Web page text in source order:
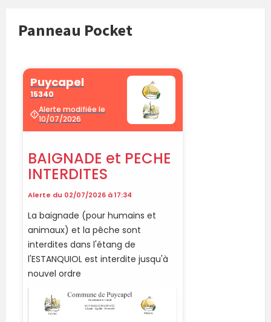
Panneau Pocket